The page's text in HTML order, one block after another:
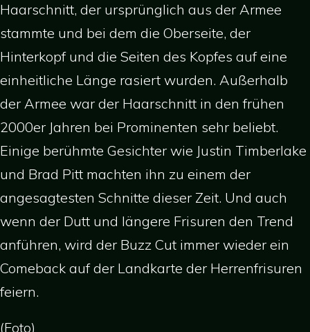
Haarschnitt, der ursprünglich aus der Armee
stammte und bei dem die Oberseite, der
Hinterkopf und die Seiten des Kopfes auf eine
einheitliche Länge rasiert wurden. Außerhalb
der Armee war der Haarschnitt in den frühen
2000er Jahren bei Prominenten sehr beliebt.
Einige berühmte Gesichter wie Justin Timberlake
und Brad Pitt machten ihn zu einem der
angesagtesten Schnitte dieser Zeit. Und auch
wenn der Dutt und längere Frisuren den Trend
anführen, wird der Buzz Cut immer wieder ein
Comeback auf der Landkarte der Herrenfrisuren
feiern.
(Foto)